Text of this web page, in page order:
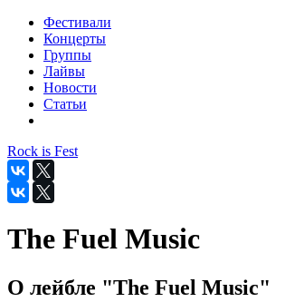
Фестивали
Концерты
Группы
Лайвы
Новости
Статьи
Rock is Fest
The Fuel Music
О лейбле "The Fuel Music"